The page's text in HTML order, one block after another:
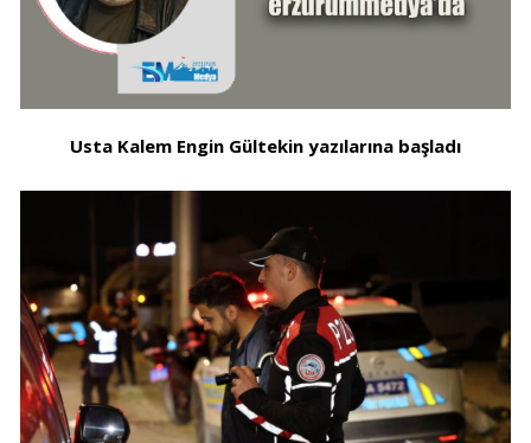
Usta Kalem Engin Gültekin yazılarına başladı